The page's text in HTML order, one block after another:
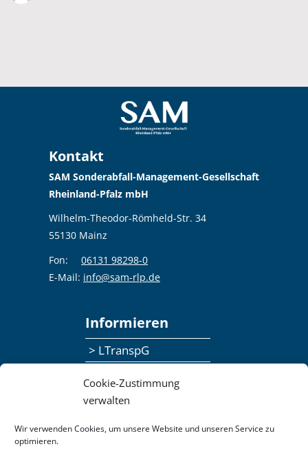
Cookie-Zustimmung
verwalten
Wir verwenden Cookies, um unsere Website und unseren Service zu
optimieren.
Kontakt
SAM Sonderabfall-Management-Gesellschaft
Rheinland-Pfalz mbH
Wilhelm-Theodor-Römheld-Str. 34
55130 Mainz
Fon:
06131 98298-0
E-Mail: info@sam-rlp.de
Informieren
> LTranspG
> Publikationen